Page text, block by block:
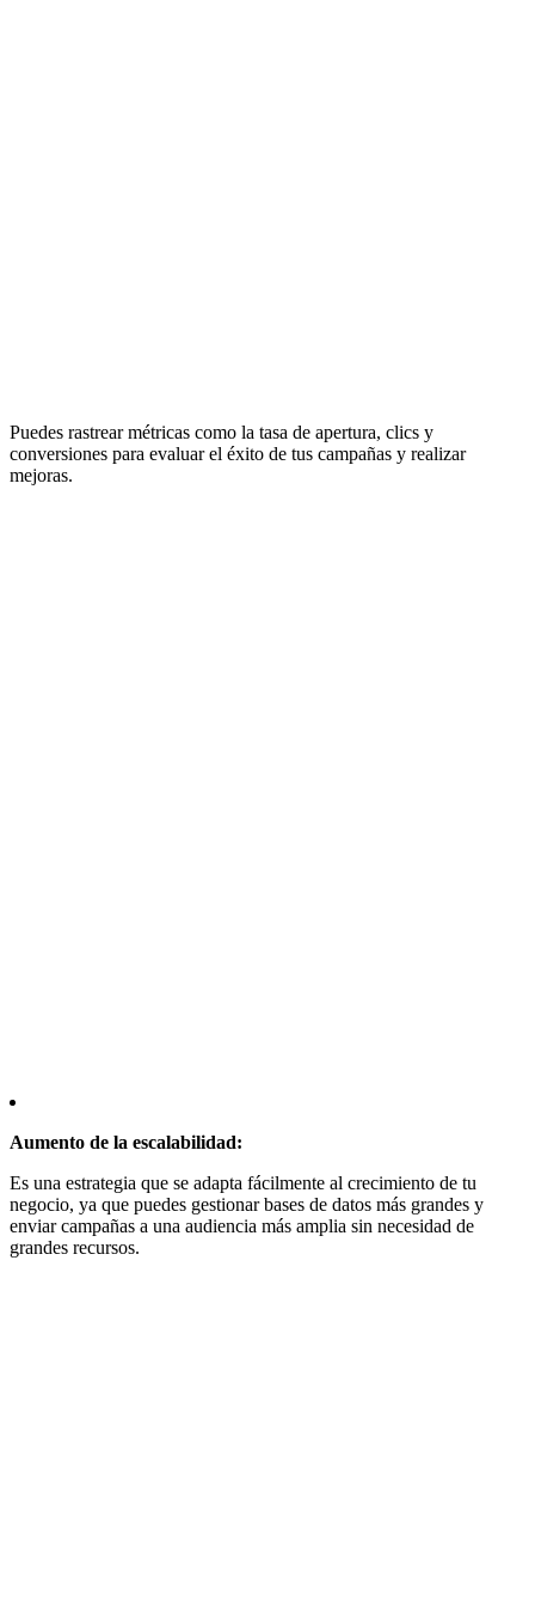
Puedes rastrear métricas como la tasa de apertura, clics y
conversiones para evaluar el éxito de tus campañas y realizar
mejoras.
Aumento de la escalabilidad:
Es una estrategia que se adapta fácilmente al crecimiento de tu
negocio, ya que puedes gestionar bases de datos más grandes y
enviar campañas a una audiencia más amplia sin necesidad de
grandes recursos.